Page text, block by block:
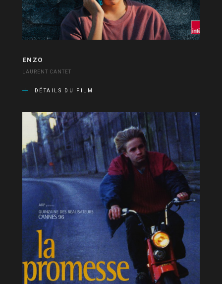
ENZO
LAURENT CANTET
DÉTAILS DU FILM